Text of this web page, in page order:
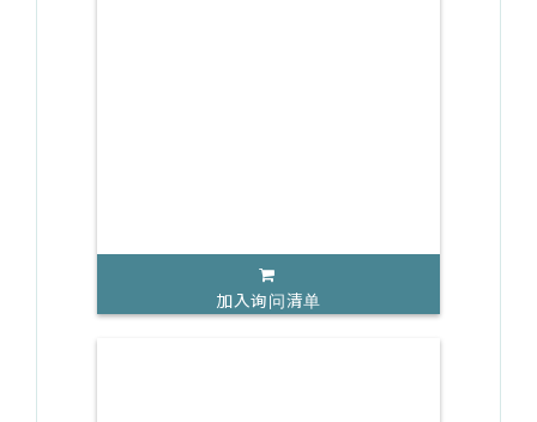
加入询问清单